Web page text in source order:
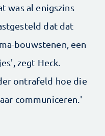
was al enigszins
dat dat
bouwstenen, een
zegt Heck.
ontrafeld hoe die
communiceren.'